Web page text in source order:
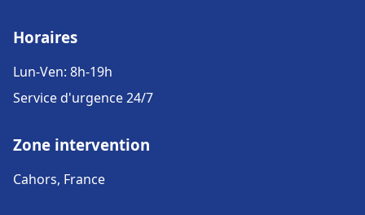
Horaires
Lun-Ven: 8h-19h
Service d'urgence 24/7
Zone intervention
Cahors, France